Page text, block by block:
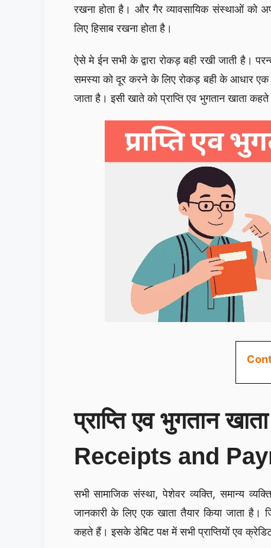
रखना होता है। और गैर व्यावसायिक संस्थाओं को
लिए हिसाब रखना होता है।
ऐसे मे ईन सभी के द्वारा रोकड़ बही रखी जाती है।
समस्या को दूर करने के लिए रोकड़ बही के आधार एक
जाता है। इसी खाते को प्राप्ति एव भुगतान खाता
प्राप्ति एव भुगतान
Receipts and
सभी सामाजिक संस्था, पेशेवर व्यक्ति, समान्य
जानकारी के लिए एक खाता तैयार किया जाता
कहते हैं। इसके डेबिट पक्ष में सभी प्राप्तियों एव